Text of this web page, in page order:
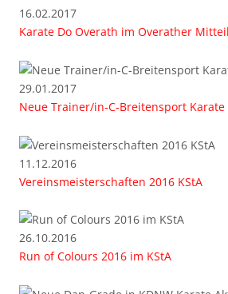
16.02.2017
Karate Do Overath im Overather
29.01.2017
Neue Trainer/in-C-Breitensport Karate
11.12.2016
Vereinsmeisterschaften 2016 KStA
26.10.2016
Run of Colours 2016 im KStA